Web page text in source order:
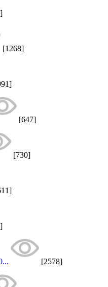
[1268]
[647]
[730]
[2578]